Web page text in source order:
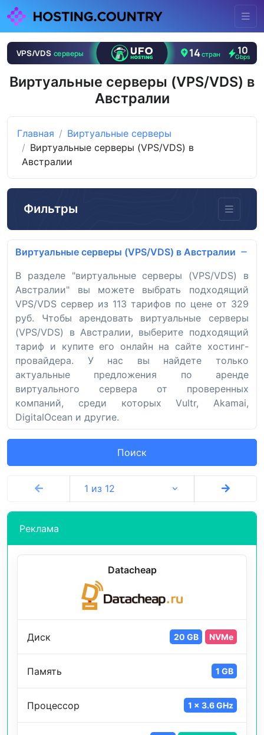
Виртуальные серверы (VPS/VDS) в
Австралии
Главная
Виртуальные серверы
Виртуальные серверы (VPS/VDS) в
Австралии
Фильтры
Виртуальные серверы (VPS/VDS) в Австралии
В разделе "виртуальные серверы (VPS/VDS) в
Австралии" вы можете выбрать подходящий
VPS/VDS сервер из 113 тарифов по цене от 329
руб. Чтобы арендовать виртуальные серверы
(VPS/VDS) в Австралии, выберите подходящий
тариф и купите его онлайн на сайте хостинг-
провайдера. У нас вы найдете только
актуальные предложения по аренде
виртуального сервера от проверенных
компаний, среди которых Vultr, Akamai,
DigitalOcean и другие.
Поиск
1 из 12
Реклама
Datacheap
Диск 20 GB NVMe
Память 1 GB
Процессор 1 x 3.6 GHz